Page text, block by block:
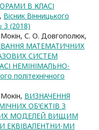
В КЛАСІ
, Вісник Вінницького
3 (2018)
С. О. Довгополюк,
МАТЕМАТИЧНИХ
СИСТЕМ
НЕМІНІМАЛЬНО-
політехнічного
ВИЗНАЧЕННЯ
ОБ’ЄКТІВ З
МОДЕЛЕЙ ВИЩИМ
ЕКВІВАЛЕНТНИ-МИ